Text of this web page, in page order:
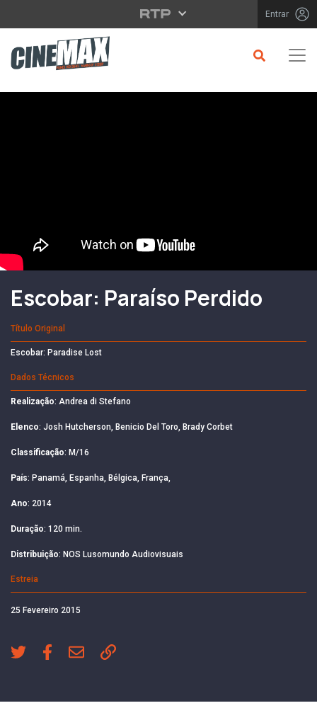
Saltar para o conteúdo principal Entrar
Filme em Cartaz
Escobar: Paraíso Perdido
Título Original
Escobar: Paradise Lost
Dados Técnicos
Realização: Andrea di Stefano
Elenco: Josh Hutcherson, Benicio Del Toro, Brady Corbet
Classificação: M/16
País: Panamá, Espanha, Bélgica, França,
Ano: 2014
Duração: 120 min.
Distribuição: NOS Lusomundo Audiovisuais
Estreia
25 Fevereiro 2015